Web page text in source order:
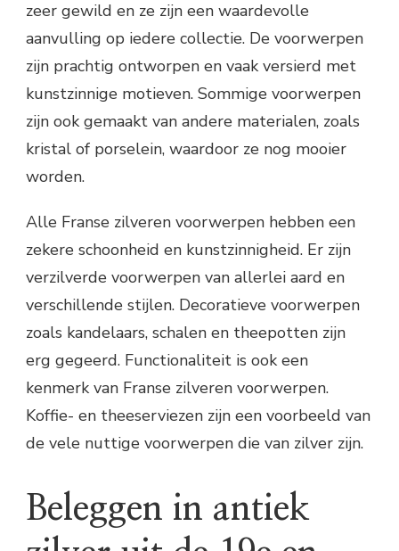
zeer gewild en ze zijn een waardevolle
aanvulling op iedere collectie. De voorwerpen
zijn prachtig ontworpen en vaak versierd met
kunstzinnige motieven. Sommige voorwerpen
zijn ook gemaakt van andere materialen, zoals
kristal of porselein, waardoor ze nog mooier
worden.
Alle Franse zilveren voorwerpen hebben een
zekere schoonheid en kunstzinnigheid. Er zijn
verzilverde voorwerpen van allerlei aard en
verschillende stijlen. Decoratieve voorwerpen
zoals kandelaars, schalen en theepotten zijn
erg gegeerd. Functionaliteit is ook een
kenmerk van Franse zilveren voorwerpen.
Koffie- en theeserviezen zijn een voorbeeld van
de vele nuttige voorwerpen die van zilver zijn.
Beleggen in antiek